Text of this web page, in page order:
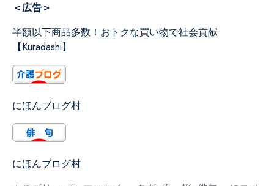
＜広告＞
半額以下商品多数！おトクな買い物で社会貢献
【Kuradashi】
にほんブログ村
にほんブログ村